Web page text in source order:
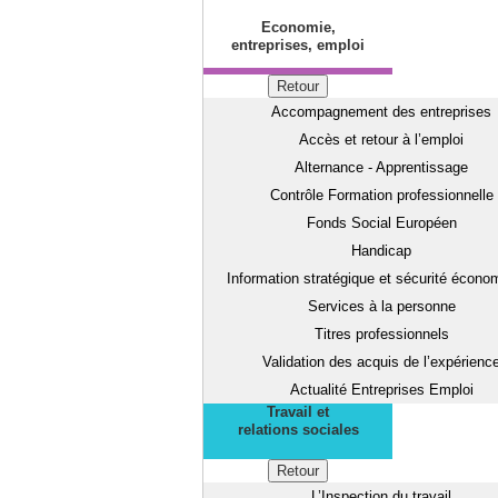
Economie,
entreprises, emploi
Retour
Accompagnement des entreprises
Accès et retour à l’emploi
Alternance - Apprentissage
Contrôle Formation professionnelle
Fonds Social Européen
Handicap
Information stratégique et sécurité
Services à la personne
Titres professionnels
Validation des acquis de
Actualité Entreprises Emploi
Travail et
relations sociales
Retour